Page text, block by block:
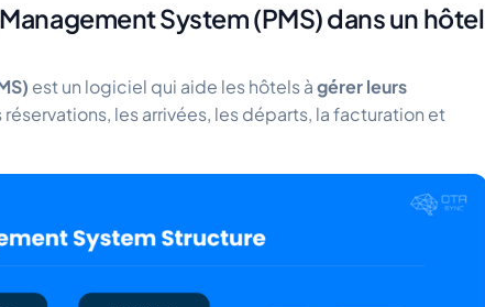
System (PMS) dans un hôtel
est un logiciel qui aide les hôtels àgérer leurs
les arrivées, les départs, la facturation et